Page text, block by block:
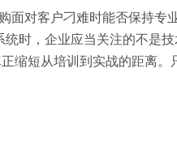
面对客户刁难时能否保持专
统时，企业应当关注的不是
缩短从培训到实战的距离。